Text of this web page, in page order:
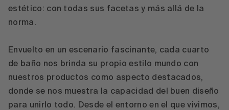
estético: con todas sus facetas y más allá de la
norma.
Envuelto en un escenario fascinante, cada cuarto
de baño nos brinda su propio estilo mundo con
nuestros productos como aspecto destacados,
donde se nos muestra la capacidad del buen diseño
para unirlo todo. Desde el entorno en el que vivimos,